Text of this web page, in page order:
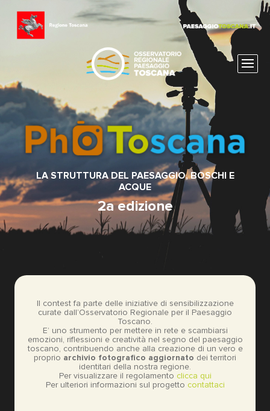
LA STRUTTURA DEL PAESAGGIO, BOSCHI E
ACQUE
2a edizione
Il contest fa parte delle iniziative di sensibilizzazione
curate dall’Osservatorio Regionale per il Paesaggio
Toscano.
E’ uno strumento per mettere in rete e scambiarsi
emozioni, riflessioni e creatività nel segno del paesaggio
toscano, contribuendo anche alla creazione di un vero e
proprio archivio fotografico aggiornato dei territori
identitari della nostra regione.
Per visualizzare il regolamento clicca qui
Per ulteriori informazioni sul progetto contattaci